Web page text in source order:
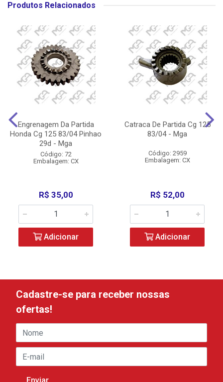
Produtos Relacionados
Engrenagem Da Partida
Honda Cg 125 83/04 Pinhao
29d - Mga
Código: 72
Embalagem: CX
R$ 35,00
Adicionar
Catraca De Partida Cg 125
83/04 - Mga
Código: 2959
Embalagem: CX
R$ 52,00
Adicionar
Cadastre-se para receber nossas
ofertas!